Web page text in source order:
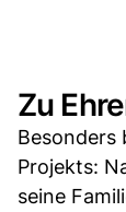
Zu
Besonders
Projekts:
seine